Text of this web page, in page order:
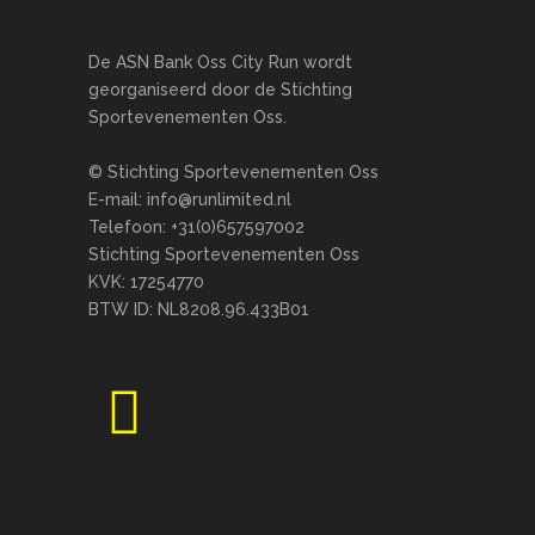
De ASN Bank Oss City Run wordt
georganiseerd door de Stichting
Sportevenementen Oss.
© Stichting Sportevenementen Oss
E-mail: info@runlimited.nl
Telefoon: +31(0)657597002
Stichting Sportevenementen Oss
KVK: 17254770
BTW ID: NL8208.96.433B01